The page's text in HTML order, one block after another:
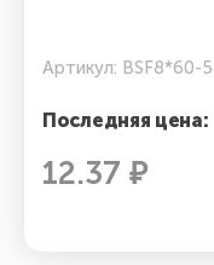
Артикул: BSF8*60-
Последняя цена:
12.37 ₽